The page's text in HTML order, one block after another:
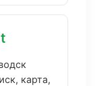
карта,